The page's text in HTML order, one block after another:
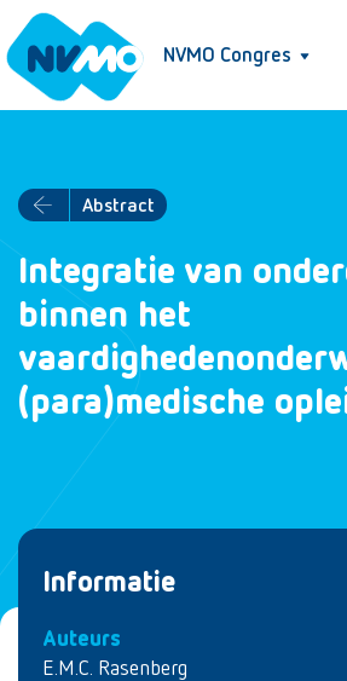
NVMO Congres
Abstract
Integratie van
binnen het
(para)medische
Informatie
Auteurs
E.M.C. Rasenberg